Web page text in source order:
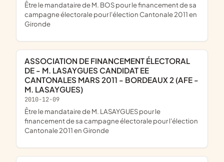
être le mandataire de M. BOS pour le financement de sa
campagne électorale pour l'élection Cantonale 2011 en
Gironde
ASSOCIATION DE FINANCEMENT ÉLECTORAL
DE - M. LASAYGUES CANDIDAT EE
CANTONALES MARS 2011 - BORDEAUX 2 (AFE -
M. LASAYGUES)
2010-12-09
être le mandataire de M. LASAYGUES pour le
financement de sa campagne électorale pour l'élection
Cantonale 2011 en Gironde